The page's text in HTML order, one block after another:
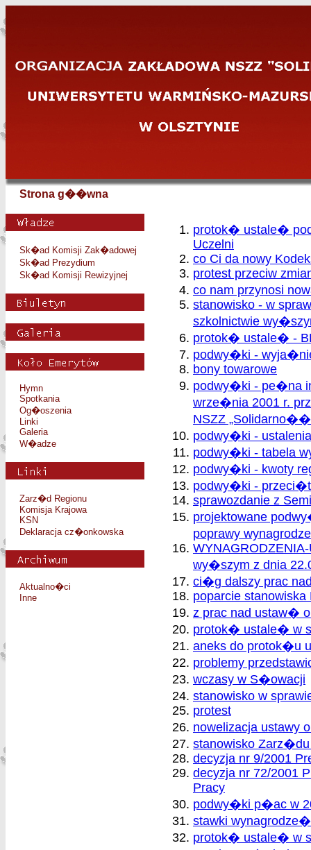
Strona g��wna
Sk�ad Komisji Zak�adowej
Sk�ad Prezydium
Sk�ad Komisji Rewizyjnej
Hymn
Spotkania
Og�oszenia
Linki
Galeria
W�adze
Zarz�d Regionu
Komisja Krajowa
KSN
Deklaracja cz�onkowska
Aktualno�ci
Inne
protok� ustale�
Uczelni
co Ci da nowy
protest przeciw
co nam przynosi
stanowisko - w
szkolnictwie
protok� ustale� -
podwy�ki -
bony towarowe
podwy�ki - pe�na
wrze�nia 2001 r.
NSZZ
podwy�ki -
podwy�ki - tabela
podwy�ki - kwoty
podwy�ki -
sprawozdanie z
projektowane
poprawy
wy�szym z dnia
ci�g dalszy prac
poparcie stanowiska
z prac nad ustaw�
protok� ustale� w
aneks do protok�u
problemy
wczasy w S�owacji
stanowisko w
protest
nowelizacja ustawy
stanowisko
decyzja nr 9/2001
decyzja nr 72/2001
Pracy
podwy�ki p�ac w
stawki
protok� ustale� w